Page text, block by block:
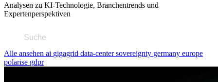
Analysen zu KI-Technologie, Branchentrends und
Expertenperspektiven
Alle ansehen ai gigagrid data-centersovereignty germany europe
polarise gdpr